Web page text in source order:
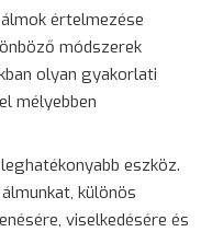
értelmezése
módszerek
olyan gyakorlati
mélyebben
eszköz.
különös
viselkedésére és